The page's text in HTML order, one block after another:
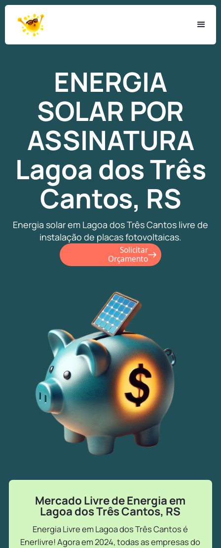
ENERGIA
SOLAR POR
ASSINATURA
Lagoa dos Três
Cantos, RS
Energia solar em Lagoa dos Três Cantos livre de
instalação de placas fotovoltaicas.
Solicitar
Orçamento
Mercado Livre de Energia em
Lagoa dos Três Cantos, RS
Energia Livre em Lagoa dos Três Cantos é
Enerlivre! Agora em 2024, todas as empresas do